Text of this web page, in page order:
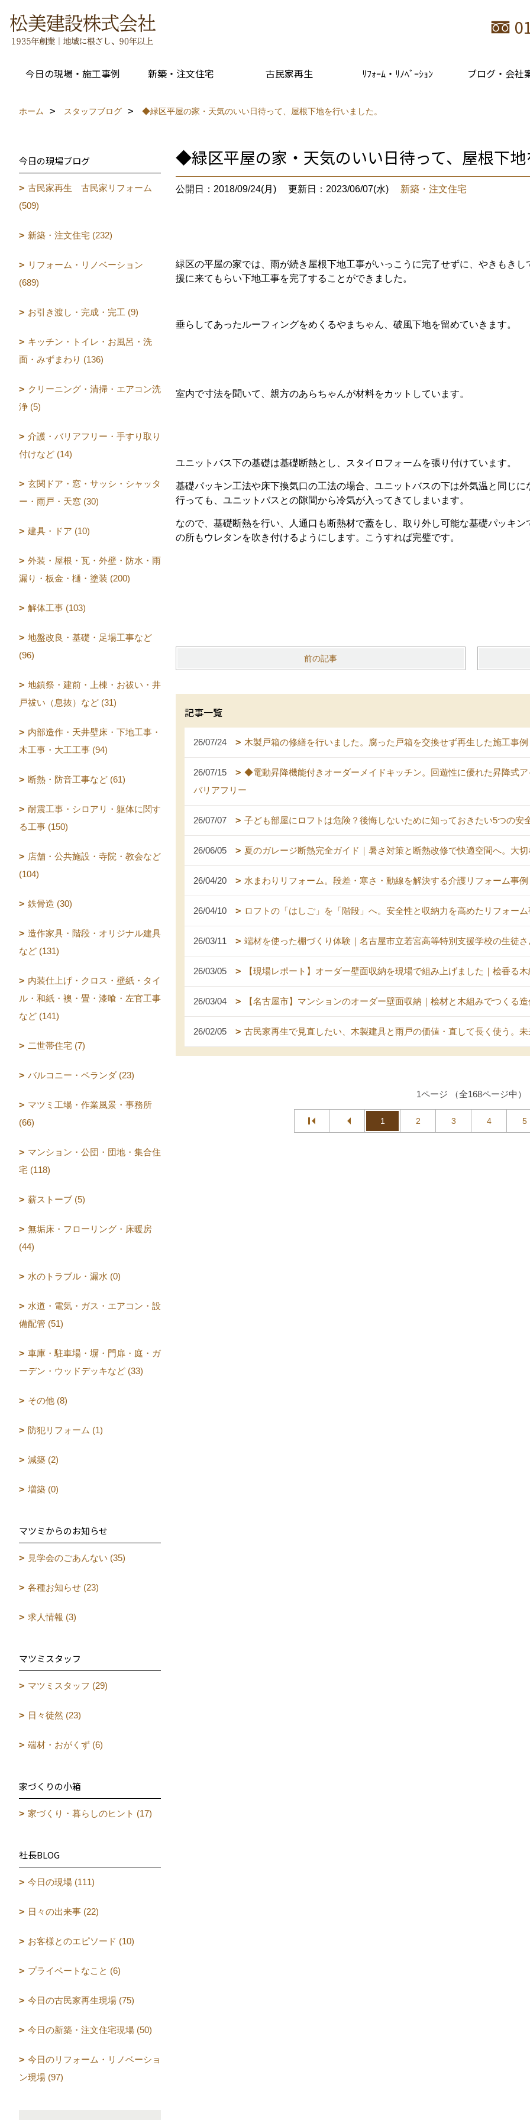
今日の現場・施工事例 新築・注文住宅 古民家再生 ﾘﾌｫｰﾑ・ﾘﾉﾍﾞｰｼｮﾝ ブログ・会社
ホーム スタッフブログ ◆緑区平屋の家・天気のいい日待って、屋根下地を行いました。
◆緑区平屋の家・天気のいい日待って、屋根下
公開日：2018/09/24(月) 更新日：2023/06/07(水) 新築・注文住宅
緑区の平屋の家では、雨が続き屋根下地工事がいっこうに完了せずに、やきもき
援に来てもらい下地工事を完了することができました。
垂らしてあったルーフィングをめくるやまちゃん、破風下地を留めていきます。
室内で寸法を聞いて、親方のあらちゃんが材料をカットしています。
ユニットバス下の基礎は基礎断熱とし、スタイロフォームを張り付けています。
基礎パッキン工法や床下換気口の工法の場合、ユニットバスの下は外気温と同じ
行っても、ユニットバスとの隙間から冷気が入ってきてしまいます。
なので、基礎断熱を行い、人通口も断熱材で蓋をし、取り外し可能な基礎パッキ
の所もウレタンを吹き付けるようにします。こうすれば完璧です。
前の記事
記事一覧
26/07/24 木製戸箱の修繕を行いました。腐った戸箱を交換せず再生した施工事
26/07/15
◆電動昇降機能付きオーダーメイドキッチン。回遊性に優れた昇降式
バリアフリー
26/07/07 子ども部屋にロフトは危険？後悔しないために知っておきたい5つの安
26/06/05 夏のガレージ断熱完全ガイド｜暑さ対策と断熱改修で快適空間へ。大
26/04/20 水まわりリフォーム。段差・寒さ・動線を解決する介護リフォーム事例
26/04/10 ロフトの「はしご」を「階段」へ。安全性と収納力を高めたリフォー
26/03/11 端材を使った棚づくり体験｜名古屋市立若宮高等特別支援学校の生徒
26/03/05 【現場レポート】オーダー壁面収納を現場で組み上げました｜桧香る
26/03/04 【名古屋市】マンションのオーダー壁面収納｜桧材と木組みでつくる
26/02/05 古民家再生で見直したい、木製建具と雨戸の価値・直して長く使う。
1ページ （全168ページ中）
1 2 3 4 5
今日の現場ブログ
古民家再生 古民家リフォーム
(509)
新築・注文住宅 (232)
リフォーム・リノベーション
(689)
お引き渡し・完成・完工 (9)
キッチン・トイレ・お風呂・洗
面・みずまわり (136)
クリーニング・清掃・エアコン洗
浄 (5)
介護・バリアフリー・手すり取り
付けなど (14)
玄関ドア・窓・サッシ・シャッタ
ー・雨戸・天窓 (30)
建具・ドア (10)
外装・屋根・瓦・外壁・防水・雨
漏り・板金・樋・塗装 (200)
解体工事 (103)
地盤改良・基礎・足場工事など
(96)
地鎮祭・建前・上棟・お祓い・井
戸祓い（息抜）など (31)
内部造作・天井壁床・下地工事・
木工事・大工工事 (94)
断熱・防音工事など (61)
耐震工事・シロアリ・躯体に関す
る工事 (150)
店舗・公共施設・寺院・教会など
(104)
鉄骨造 (30)
造作家具・階段・オリジナル建具
など (131)
内装仕上げ・クロス・壁紙・タイ
ル・和紙・襖・畳・漆喰・左官工事
など (141)
二世帯住宅 (7)
バルコニー・ベランダ (23)
マツミ工場・作業風景・事務所
(66)
マンション・公団・団地・集合住
宅 (118)
薪ストーブ (5)
無垢床・フローリング・床暖房
(44)
水のトラブル・漏水 (0)
水道・電気・ガス・エアコン・設
備配管 (51)
車庫・駐車場・塀・門扉・庭・ガ
ーデン・ウッドデッキなど (33)
その他 (8)
防犯リフォーム (1)
減築 (2)
増築 (0)
マツミからのお知らせ
見学会のごあんない (35)
各種お知らせ (23)
求人情報 (3)
マツミスタッフ
マツミスタッフ (29)
日々徒然 (23)
端材・おがくず (6)
家づくりの小箱
家づくり・暮らしのヒント (17)
社長BLOG
今日の現場 (111)
日々の出来事 (22)
お客様とのエピソード (10)
プライベートなこと (6)
今日の古民家再生現場 (75)
今日の新築・注文住宅現場 (50)
今日のリフォーム・リノベーショ
ン現場 (97)